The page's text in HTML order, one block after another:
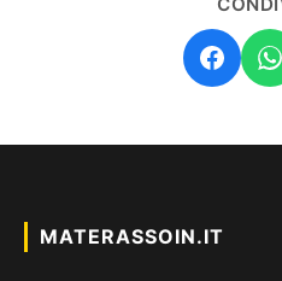
MATERASSOIN.IT